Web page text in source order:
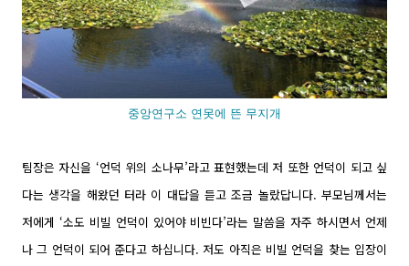
중앙연구소 연못에 뜬 무지개
팀장은 자신을 ‘언덕 위의 소나무’라고 표현했는데 저 또한 언덕이 되고 싶
다는 생각을 해왔던 터라 이 대답을 듣고 조금 놀랐답니다. 부모님께서는
저에게 ‘소도 비빌 언덕이 있어야 비빈다’라는 말씀을 자주 하시면서 언제
나 그 언덕이 되어 준다고 하십니다. 저도 아직은 비빌 언덕을 찾는 입장이